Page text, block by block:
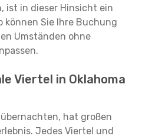
ist in dieser Hinsicht ein
können Sie Ihre Buchung
Umständen ohne
Viertel in Oklahoma
hat großen
Jedes Viertel und